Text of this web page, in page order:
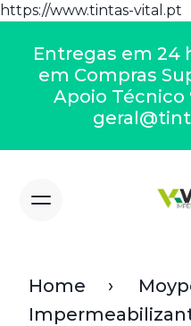
https://www.tintas-vital.pt
Entregas em 24
em Compras
Apoio Técnico
Home